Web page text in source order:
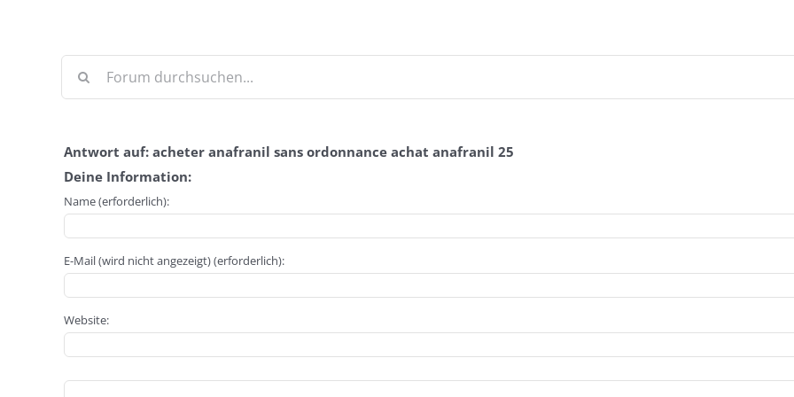
Antwort auf: acheter anafranil sans ordonnance achat anafranil 25
Deine Information:
Name (erforderlich):
E-Mail (wird nicht angezeigt) (erforderlich):
Website: